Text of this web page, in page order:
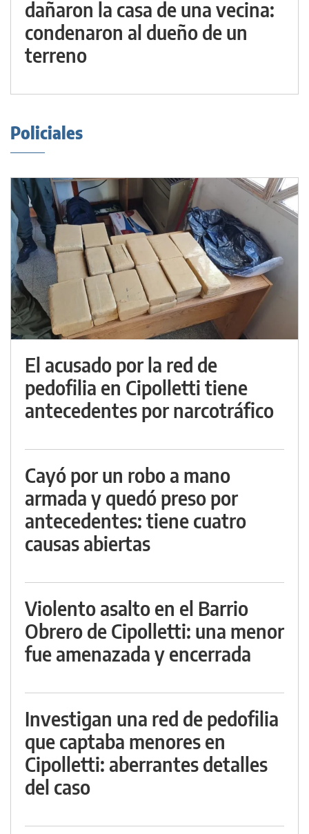
dañaron la casa de una vecina:
condenaron al dueño de un
terreno
Policiales
El acusado por la red de
pedofilia en Cipolletti tiene
antecedentes por narcotráfico
Cayó por un robo a mano
armada y quedó preso por
antecedentes: tiene cuatro
causas abiertas
Violento asalto en el Barrio
Obrero de Cipolletti: una menor
fue amenazada y encerrada
Investigan una red de pedofilia
que captaba menores en
Cipolletti: aberrantes detalles
del caso